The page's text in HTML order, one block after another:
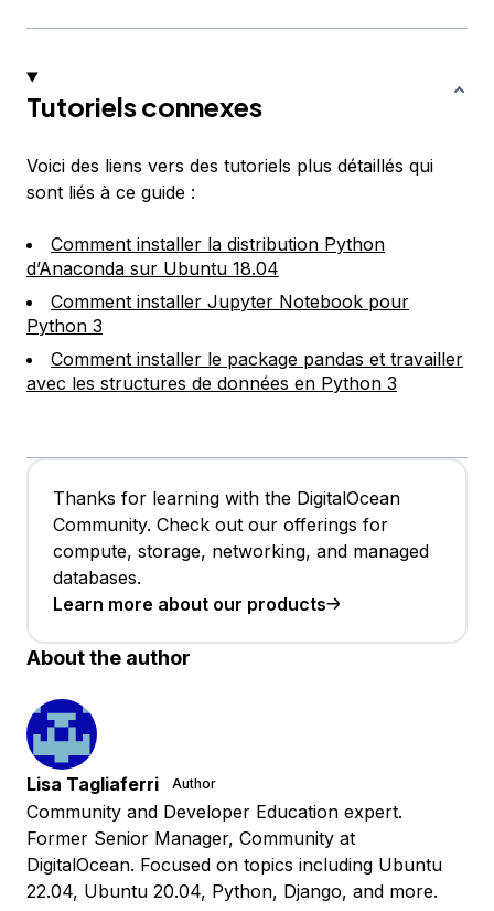
Tutoriels connexes
Voici des liens vers des tutoriels plus détaillés qui
sont liés à ce guide :
Comment installer la distribution Python
d’Anaconda sur Ubuntu 18.04
Comment installer Jupyter Notebook pour
Python 3
Comment installer le package pandas et travailler
avec les structures de données en Python 3
Thanks for learning with the DigitalOcean
Community. Check out our offerings for
compute, storage, networking, and managed
databases.
Learn more about our products
About the author
Lisa Tagliaferri Author
Community and Developer Education expert.
Former Senior Manager, Community at
DigitalOcean. Focused on topics including Ubuntu
22.04, Ubuntu 20.04, Python, Django, and more.